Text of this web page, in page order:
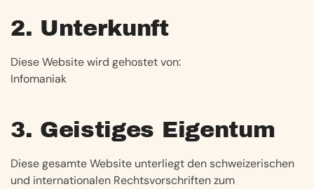
2. Unterkunft
Diese Website wird gehostet von:
Infomaniak
3. Geistiges Eigentum
Diese gesamte Website unterliegt den schweizerischen
und internationalen Rechtsvorschriften zum